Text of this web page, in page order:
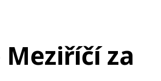
Meziříčí za